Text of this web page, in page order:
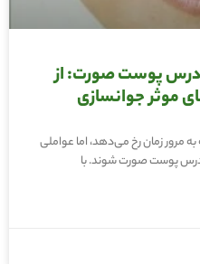
پوست صورت: از
موثر جوانسازی
مرور زمان رخ می‌دهد، اما عواملی
پوست صورت شوند. با